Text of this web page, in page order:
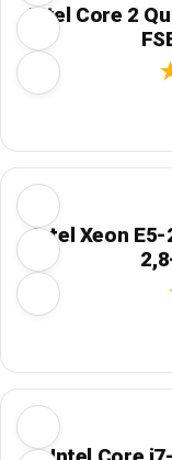
Intel Core 2
Intel Xeon